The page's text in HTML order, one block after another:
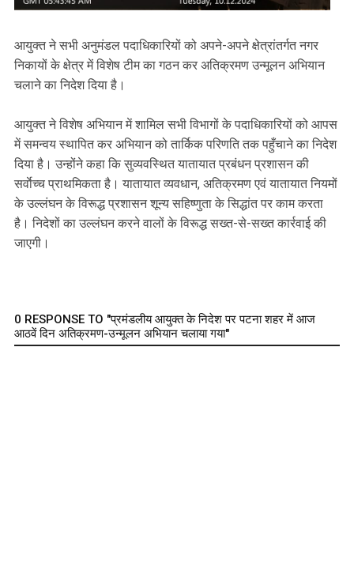
आयुक्त ने सभी अनुमंडल पदाधिकारियों को अपने-अपने क्षेत्रांतर्गत नगर
निकायों के क्षेत्र में विशेष टीम का गठन कर अतिक्रमण उन्मूलन अभियान
चलाने का निदेश दिया है।
आयुक्त ने विशेष अभियान में शामिल सभी विभागों के पदाधिकारियों को आपस
में समन्वय स्थापित कर अभियान को तार्किक परिणति तक पहुँचाने का निदेश
दिया है। उन्होंने कहा कि सुव्यवस्थित यातायात प्रबंधन प्रशासन की
सर्वाेच्च प्राथमिकता है। यातायात व्यवधान, अतिक्रमण एवं यातायात नियमों
के उल्लंघन के विरूद्ध प्रशासन शून्य सहिष्णुता के सिद्धांत पर काम करता
है। निदेशों का उल्लंघन करने वालों के विरूद्ध सख्त-से-सख्त कार्रवाई की
जाएगी।
0 RESPONSE TO "प्रमंडलीय आयुक्त के निदेश पर पटना शहर में आज
आठवें दिन अतिक्रमण-उन्मूलन अभियान चलाया गया"